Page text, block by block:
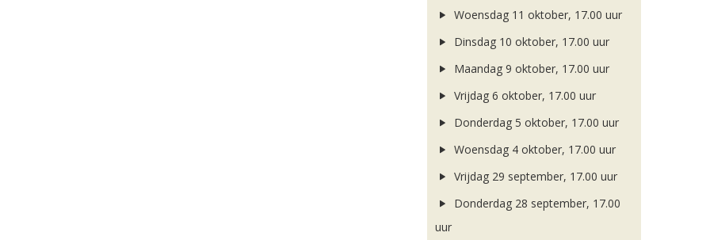
Woensdag 11 oktober, 17.00 uur
Dinsdag 10 oktober, 17.00 uur
Maandag 9 oktober, 17.00 uur
Vrijdag 6 oktober, 17.00 uur
Donderdag 5 oktober, 17.00 uur
Woensdag 4 oktober, 17.00 uur
Vrijdag 29 september, 17.00 uur
Donderdag 28 september, 17.00
uur